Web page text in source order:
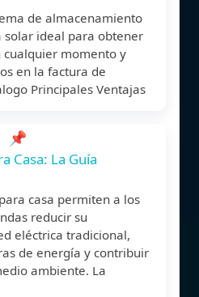
de almacenamiento
solar ideal para obtener
momento y
en la factura de
Principales Ventajas
📌
Casa: La Guía
casa permiten a los
reducir su
eléctrica tradicional,
de energía y contribuir
ambiente. La